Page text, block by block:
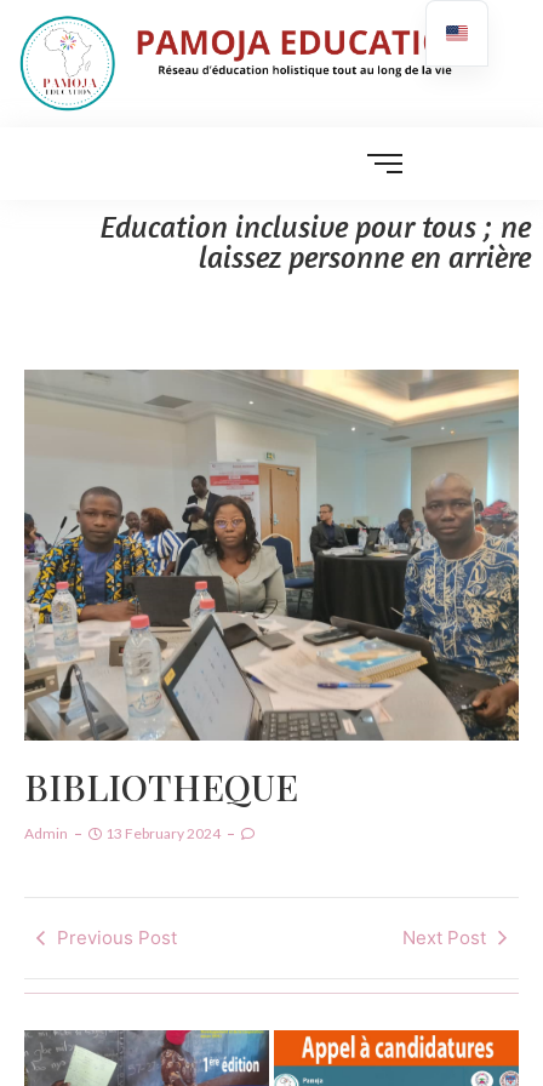
Education inclusive pour tous ; ne
laissez personne en arrière
BIBLIOTHEQUE
Admin 13 February 2024
Previous Post Next Post
Regarder en
avancer : l’ICAE
célèbre les 50